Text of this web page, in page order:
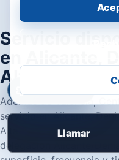
Servicio
en Alicante,
Alta
Ademas de Valencia,
servicio en Alicante,
Alta. Para estas zonas
delegacion Alicante/
Llamar